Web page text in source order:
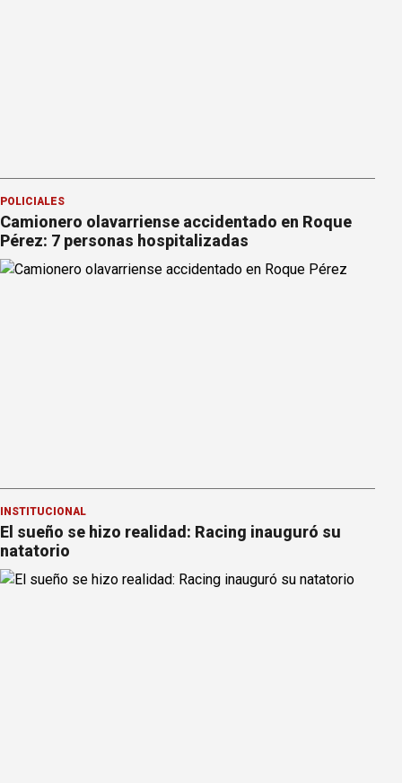
POLICIALES
Camionero olavarriense accidentado en Roque
Pérez: 7 personas hospitalizadas
INSTITUCIONAL
El sueño se hizo realidad: Racing inauguró su
natatorio